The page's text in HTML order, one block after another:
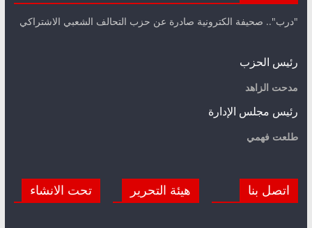
"درب".. صحيفة الكترونية صادرة عن حزب التحالف الشعبي الاشتراكي
رئيس الحزب
مدحت الزاهد
رئيس مجلس الإدارة
طلعت فهمي
اتصل بنا هيئة التحرير تحت الانشاء